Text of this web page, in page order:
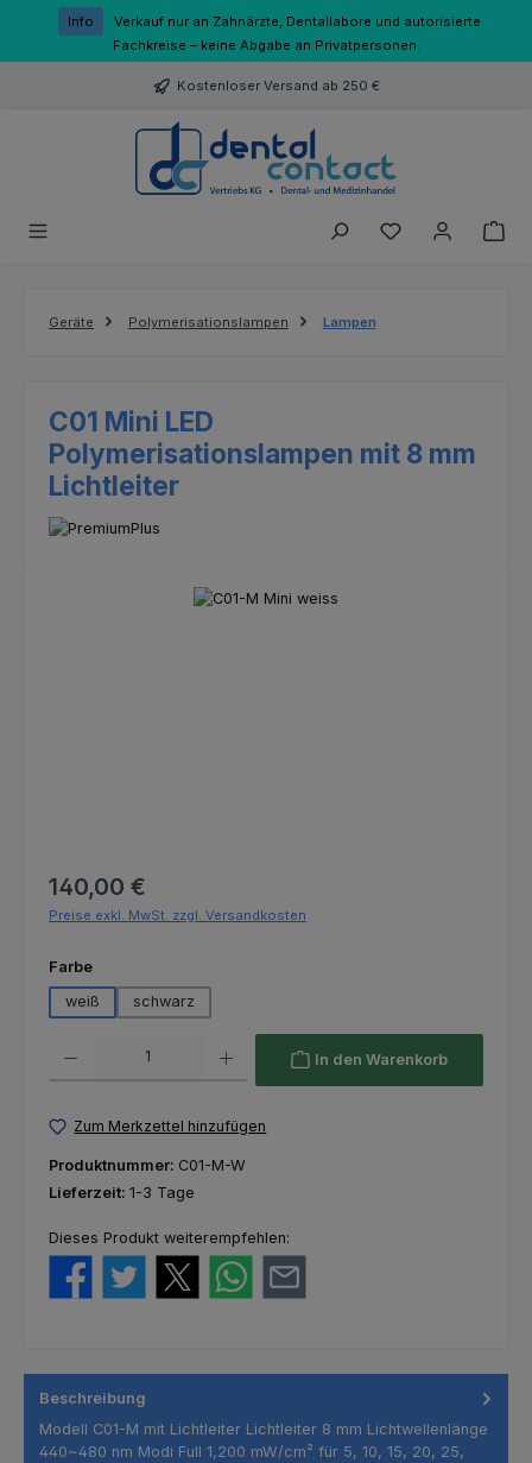
Zum Hauptinhalt springen
Info
Verkauf nur an Zahnärzte, Dentallabore und autorisierte
Fachkreise – keine Abgabe an Privatpersonen.
Kostenloser Versand ab 250 €
Du hast 0
Geräte Polymerisationslampen Lampen
C01 Mini LED
Polymerisationslampen mit 8 mm
Lichtleiter
Bildergalerie überspringen
Regulärer Preis:
140,00 €
Preise exkl. MwSt. zzgl. Versandkosten
Farbeauswählen
weiß
schwarz
In den Warenkorb
Zum Merkzettel hinzufügen
Produktnummer: C01-M-W
Lieferzeit: 1-3 Tage
Dieses Produkt weiterempfehlen:
Beschreibung
Modell C01-M mit Lichtleiter Lichtleiter 8 mm Lichtwellenlänge
440~480 nm Modi Full 1,200 mW/cm² für 5, 10, 15, 20, 25,